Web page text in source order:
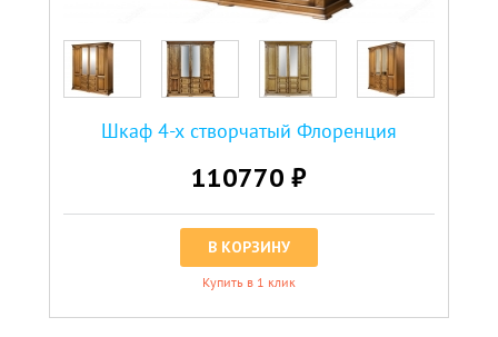
Шкаф 4-х створчатый Флоренция
110770 ₽
В КОРЗИНУ
Купить в 1 клик